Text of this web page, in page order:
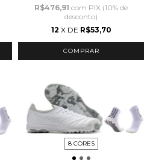
R$476,91 com PIX (10% de
desconto)
12 X DE R$53,70
COMPRAR
8 CORES